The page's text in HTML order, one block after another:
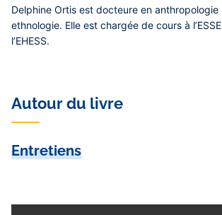
Delphine Ortis est docteure en anthropologie
ethnologie. Elle est chargée de cours à
l’EHESS.
Autour du livre
Entretiens